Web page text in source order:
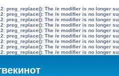
: preg_replace(): The /e modifier is no longer
: preg_replace(): The /e modifier is no longer
: preg_replace(): The /e modifier is no longer
: preg_replace(): The /e modifier is no longer
: preg_replace(): The /e modifier is no longer
: preg_replace(): The /e modifier is no longer
: preg_replace(): The /e modifier is no longer
: preg_replace(): The /e modifier is no longer
: preg_replace(): The /e modifier is no longer